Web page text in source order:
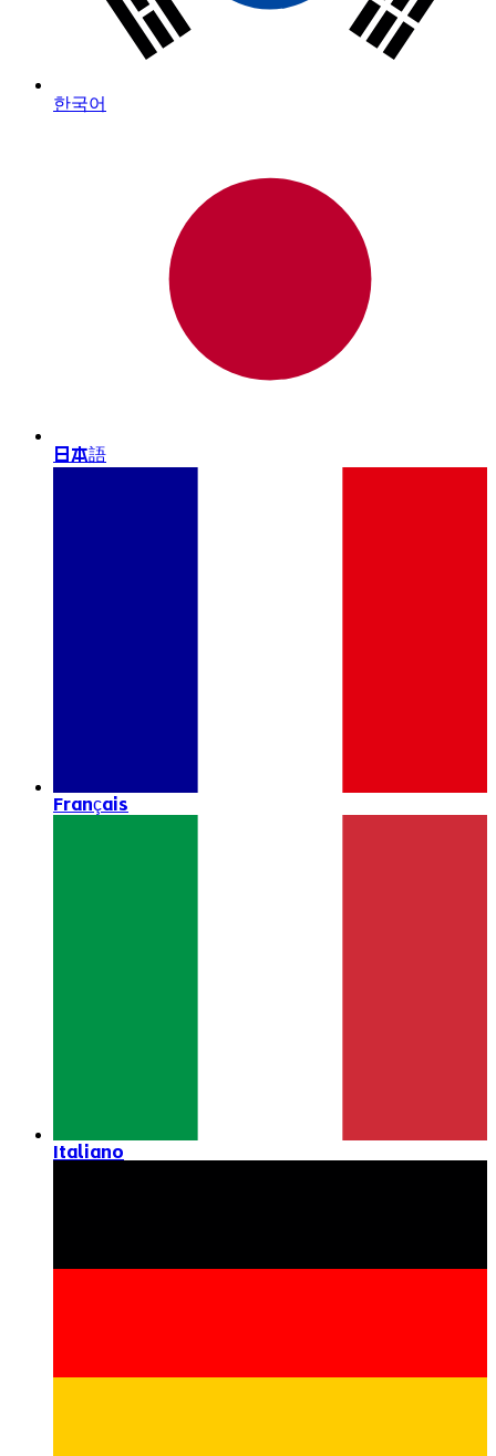
한국어
日本語
Français
Italiano